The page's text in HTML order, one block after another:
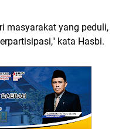
masyarakat yang peduli,
kata Hasbi.